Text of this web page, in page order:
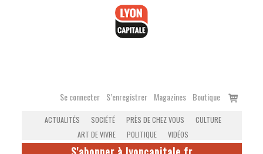
Se connecter S’enregistrer Magazines Boutique
Voir
ACTUALITÉS SOCIÉTÉ PRÈS DE CHEZ VOUS
CULTURE
ART DE VIVRE
POLITIQUE VIDÉOS